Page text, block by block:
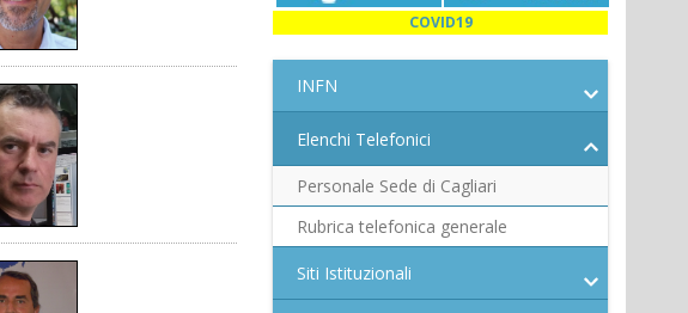
COVID19
INFN
Elenchi Telefonici
Personale Sede di Cagliari
Rubrica telefonica generale
Siti Istituzionali